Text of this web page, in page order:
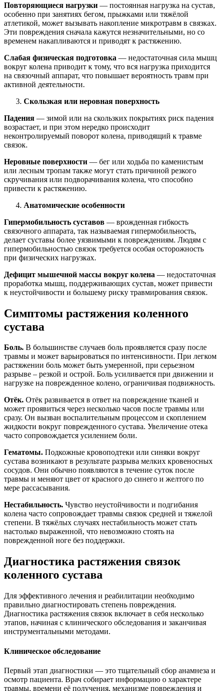
Повторяющиеся нагрузки — постоянная нагрузка на сустав,
особенно при занятиях бегом, прыжками или тяжёлой
атлетикой, может вызывать накопление микротравм в связках.
Эти повреждения сначала кажутся незначительными, но со
временем накапливаются и приводят к растяжению.
Слабая физическая подготовка — недостаточная сила мышц
вокруг колена приводит к тому, что вся нагрузка приходится
на связочный аппарат, что повышает вероятность травм при
активной деятельности.
Скользкая или неровная поверхность
Падения — зимой или на скользких покрытиях риск падения
возрастает, и при этом нередко происходит
неконтролируемый поворот колена, приводящий к травме
связок.
Неровные поверхности — бег или ходьба по каменистым
или лесным тропам также могут стать причиной резкого
скручивания или подворачивания колена, что способно
привести к растяжению.
Анатомические особенности
Гипермобильность суставов — врожденная гибкость
связочного аппарата, так называемая гипермобильность,
делает суставы более уязвимыми к повреждениям. Людям с
гипермобильностью связок требуется особая осторожность
при физических нагрузках.
Дефицит мышечной массы вокруг колена — недостаточная
проработка мышц, поддерживающих сустав, может привести
к неустойчивости и большему риску травмирования связок.
Симптомы растяжения коленного
сустава
Боль. В большинстве случаев боль проявляется сразу после
травмы и может варьироваться по интенсивности. При легком
растяжении боль может быть умеренной, при серьезном
разрыве – резкой и острой. Боль усиливается при движении и
нагрузке на поврежденное колено, ограничивая подвижность.
Отёк. Отёк развивается в ответ на повреждение тканей и
может проявиться через несколько часов после травмы или
сразу. Он вызван воспалительным процессом и скоплением
жидкости вокруг поврежденного сустава. Увеличение отека
часто сопровождается усилением боли.
Гематомы. Подкожные кровоподтеки или синяки вокруг
сустава возникают в результате разрыва мелких кровеносных
сосудов. Они обычно появляются в течение суток после
травмы и меняют цвет от красного до синего и желтого по
мере рассасывания.
Нестабильность. Чувство неустойчивости и подгибания
колена часто сопровождает травмы связок средней и тяжелой
степени. В тяжёлых случаях нестабильность может стать
настолько выраженной, что невозможно стоять на
поврежденной ноге без поддержки.
Диагностика растяжения связок
коленного сустава
Для эффективного лечения и реабилитации необходимо
правильно диагностировать степень повреждения.
Диагностика растяжения связок включает в себя несколько
этапов, начиная с клинического обследования и заканчивая
инструментальными методами.
Клиническое обследование
Первый этап диагностики — это тщательный сбор анамнеза и
осмотр пациента. Врач собирает информацию о характере
травмы, времени её получения, механизме повреждения и